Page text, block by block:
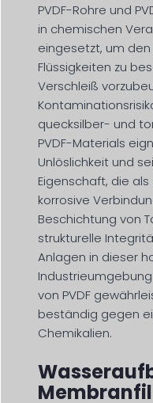
PVDF-Rohre und
in chemischen
eingesetzt, um
Flüssigkeiten zu
Verschleiß
quecksilber- und
PVDF-Materials
Unlöslichkeit und
Eigenschaft, die
korrosive
Beschichtung von
strukturelle
Anlagen in dieser
von PVDF
beständig gegen
Chemikalien.